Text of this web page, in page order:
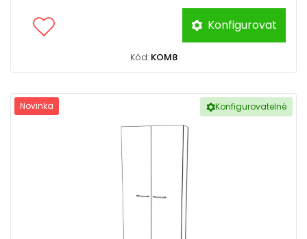
Konfigurovat
Kód: KOM8
Konfigurovatelné
Novinka